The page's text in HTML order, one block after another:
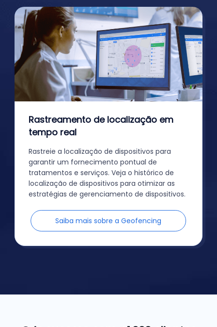
Rastreamento de localização em
tempo real
Rastreie a localização de dispositivos para
garantir um fornecimento pontual de
tratamentos e serviços. Veja o histórico de
localização de dispositivos para otimizar as
estratégias de gerenciamento de dispositivos.
Saiba mais sobre a Geofencing